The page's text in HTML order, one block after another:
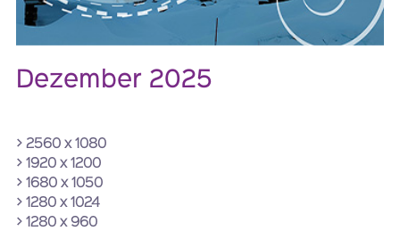
Dezember 2025
> 2560 x 1080
> 1920 x 1200
> 1680 x 1050
> 1280 x 1024
> 1280 x 960